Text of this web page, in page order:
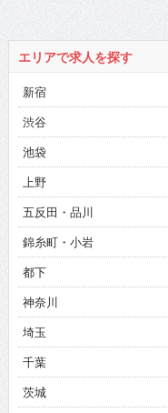
エリアで求人を探す
新宿
渋谷
池袋
上野
五反田・品川
錦糸町・小岩
都下
神奈川
埼玉
千葉
茨城